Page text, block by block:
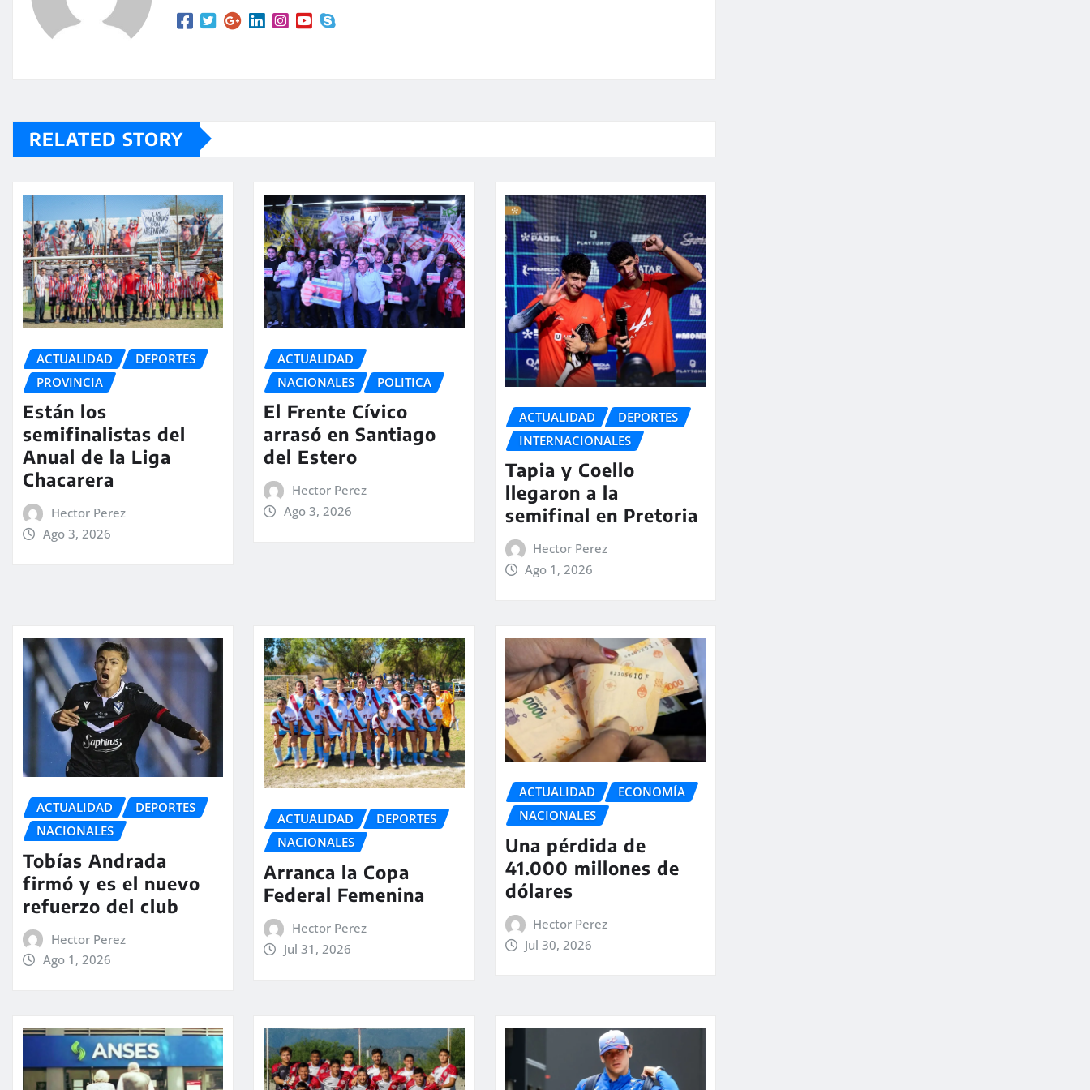
RELATED STORY
ACTUALIDAD
DEPORTES
PROVINCIA
Están los
semifinalistas del
Anual de la Liga
Chacarera
Hector Perez
Ago 3, 2026
ACTUALIDAD
NACIONALES
POLITICA
El Frente Cívico
arrasó en Santiago
del Estero
Hector Perez
Ago 3, 2026
ACTUALIDAD
DEPORTES
INTERNACIONALES
Tapia y Coello
llegaron a la
semifinal en Pretoria
Hector Perez
Ago 1, 2026
ACTUALIDAD
DEPORTES
NACIONALES
Tobías Andrada
firmó y es el nuevo
refuerzo del club
Hector Perez
Ago 1, 2026
ACTUALIDAD
DEPORTES
NACIONALES
Arranca la Copa
Federal Femenina
Hector Perez
Jul 31, 2026
ACTUALIDAD
ECONOMÍA
NACIONALES
Una pérdida de
41.000 millones de
dólares
Hector Perez
Jul 30, 2026